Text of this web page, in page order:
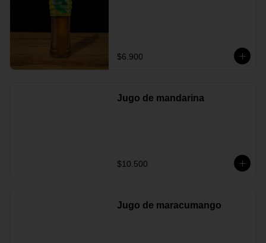
$6.900
Jugo de mandarina
$10.500
Jugo de maracumango